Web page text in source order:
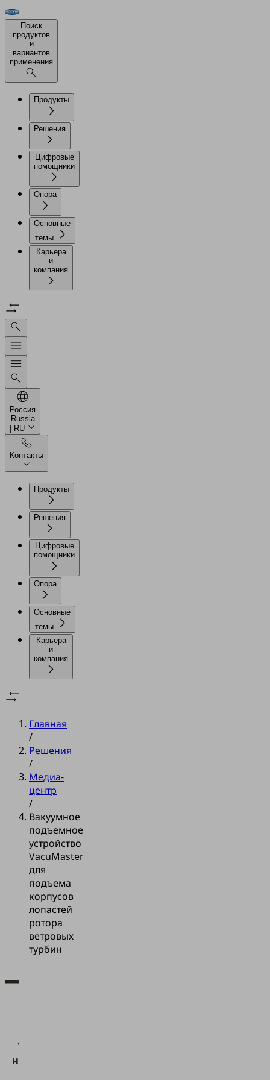
Поиск
продуктов
и
вариантов
применения
Продукты
Решения
Цифровые
помощники
Опора
Основные
темы
Карьера
и
компания
Россия
Russia
| RU
Контакты
Продукты
Решения
Цифровые
помощники
Опора
Основные
темы
Карьера
и
компания
Главная
/
Решения
/
Медиа-
центр
/
Вакуумное
подъемное
устройство
VacuMaster
для
подъема
корпусов
лопастей
ротора
ветровых
турбин
Vimeo нам
необходимо